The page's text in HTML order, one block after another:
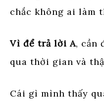
chắc không ai làm
Vì để trả lời A, cần
qua thời gian và
Cái gì mình thấy